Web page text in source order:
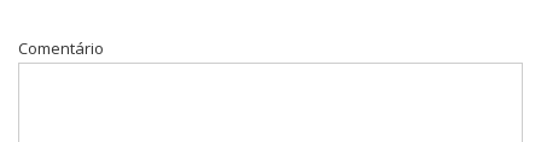
Comentário